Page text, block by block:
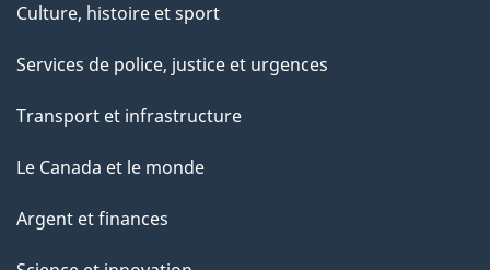
Culture, histoire et sport
Services de police, justice et urgences
Transport et infrastructure
Le Canada et le monde
Argent et finances